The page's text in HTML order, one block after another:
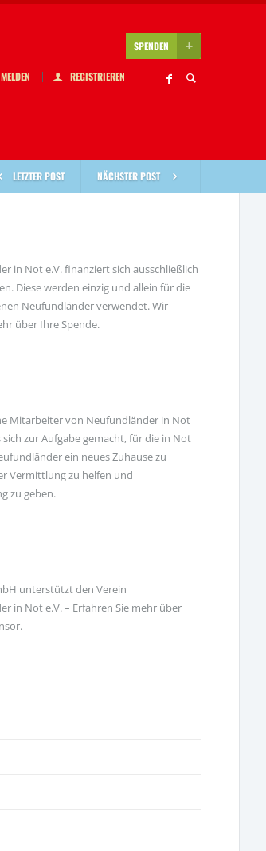
SPENDEN
REGISTRIEREN
LETZTER POST NÄCHSTER POST
in Not e.V. finanziert sich ausschließlich
Diese werden einzig und allein für die
Neufundländer verwendet. Wir
über Ihre Spende.
Mitarbeiter von Neufundländer in Not
sich zur Aufgabe gemacht, für die in Not
ein neues Zuhause zu
Vermittlung zu helfen und
zu geben.
unterstützt den Verein
in Not e.V. – Erfahren Sie mehr über